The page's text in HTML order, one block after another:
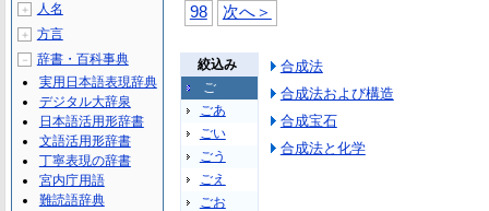
98
次へ＞
絞込み
ご
ごあ
ごい
ごう
ごえ
ごお
合成法
合成法および構造
合成宝石
合成法と化学
＋ 人名
＋ 方言
－
辞書・百科事典
実用日本語表現辞典
デジタル大辞泉
日本語活用形辞書
文語活用形辞書
丁寧表現の辞書
宮内庁用語
難読語辞典